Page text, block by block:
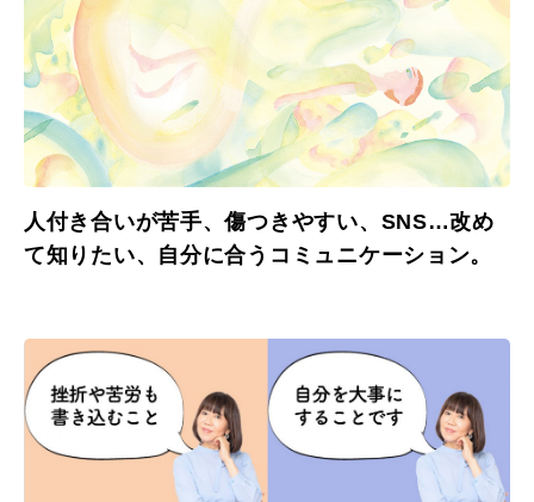
人付き合いが苦手、傷つきやすい、SNS…改め
て知りたい、自分に合うコミュニケーション。